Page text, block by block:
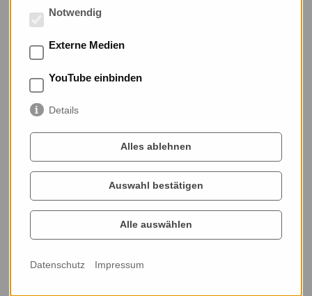
Monats April 2026 präsentiert. Die Baulichkeiten der
ehemaligen Konsum-Betriebszentrale an der Taubenstraße sind
heute verschwunden.
Notwendig
Externe Medien
YouTube einbinden
Details
Alles ablehnen
Auswahl bestätigen
Alle auswählen
Datenschutz Impressum